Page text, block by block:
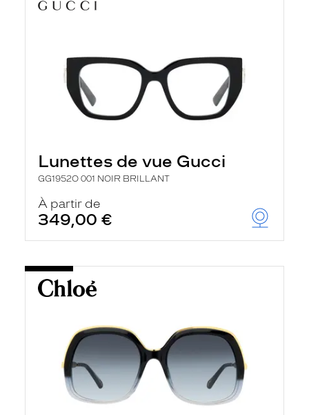
Lunettes de vue Gucci
GG1952O 001 NOIR BRILLANT
À partir de
349,00 €